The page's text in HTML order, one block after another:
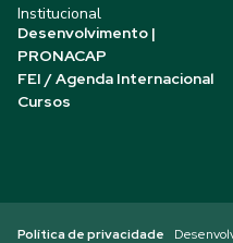
Institucional
Desenvolvimento |
PRONACAP
FEI / Agenda Internacional
Cursos
Política de privacidade